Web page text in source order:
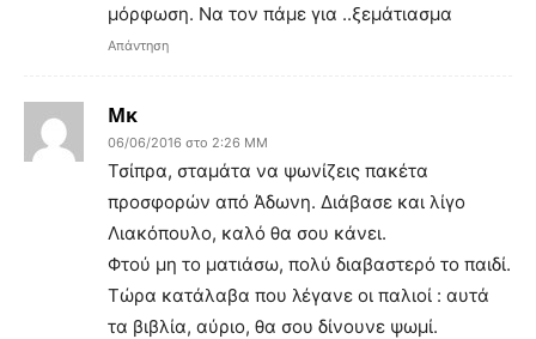
μόρφωση. Να τον πάμε για ..ξεμάτιασμα
Απάντηση
Μκ
06/06/2016 στο 2:26 ΜΜ
Τσίπρα, σταμάτα να ψωνίζεις πακέτα
προσφορών από Άδωνη. Διάβασε και λίγο
Λιακόπουλο, καλό θα σου κάνει.
Φτού μη το ματιάσω, πολύ διαβαστερό το παιδί.
Τώρα κατάλαβα που λέγανε οι παλιοί : αυτά
τα βιβλία, αύριο, θα σου δίνουνε ψωμί.